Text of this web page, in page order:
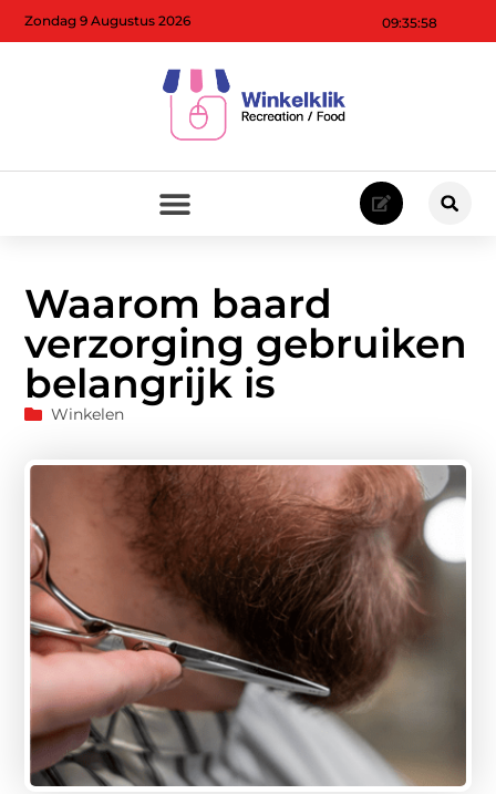
09:35:59
Zondag 9 Augustus 2026
Waarom baard
verzorging gebruiken
belangrijk is
Winkelen